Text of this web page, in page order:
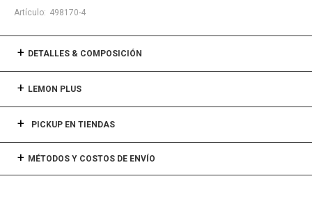
498170-4
DETALLES & COMPOSICIÓN
LEMON PLUS
PICKUP EN TIENDAS
MÉTODOS Y COSTOS DE ENVÍO